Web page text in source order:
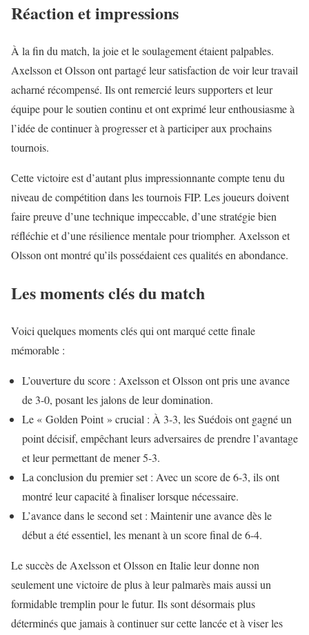
Réaction et impressions
À la fin du match, la joie et le soulagement étaient palpables.
Axelsson et Olsson ont partagé leur satisfaction de voir leur travail
acharné récompensé. Ils ont remercié leurs supporters et leur
équipe pour le soutien continu et ont exprimé leur enthousiasme à
l’idée de continuer à progresser et à participer aux prochains
tournois.
Cette victoire est d’autant plus impressionnante compte tenu du
niveau de compétition dans les tournois FIP. Les joueurs doivent
faire preuve d’une technique impeccable, d’une stratégie bien
réfléchie et d’une résilience mentale pour triompher. Axelsson et
Olsson ont montré qu’ils possédaient ces qualités en abondance.
Les moments clés du match
Voici quelques moments clés qui ont marqué cette finale
mémorable :
L’ouverture du score : Axelsson et Olsson ont pris une avance
de 3-0, posant les jalons de leur domination.
Le « Golden Point » crucial : À 3-3, les Suédois ont gagné un
point décisif, empêchant leurs adversaires de prendre l’avantage
et leur permettant de mener 5-3.
La conclusion du premier set : Avec un score de 6-3, ils ont
montré leur capacité à finaliser lorsque nécessaire.
L’avance dans le second set : Maintenir une avance dès le
début a été essentiel, les menant à un score final de 6-4.
Le succès de Axelsson et Olsson en Italie leur donne non
seulement une victoire de plus à leur palmarès mais aussi un
formidable tremplin pour le futur. Ils sont désormais plus
déterminés que jamais à continuer sur cette lancée et à viser les